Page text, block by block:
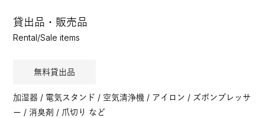
貸出品・販売品
Rental/Sale items
無料貸出品
加湿器 / 電気スタンド / 空気清浄機 / アイロン / ズボンプレッサ
ー / 消臭剤 / 爪切り など